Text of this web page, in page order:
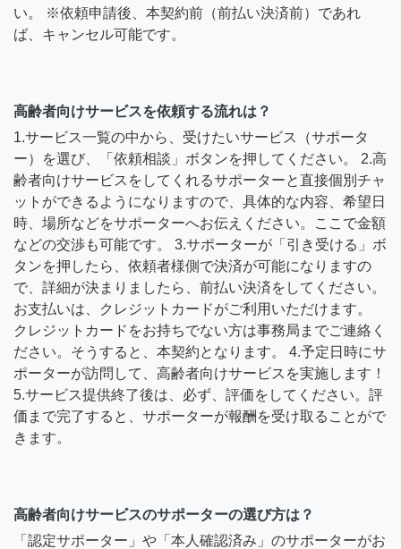
い。 ※依頼申請後、本契約前（前払い決済前）であれ
ば、キャンセル可能です。
高齢者向けサービスを依頼する流れは？
1.サービス一覧の中から、受けたいサービス（サポータ
ー）を選び、「依頼相談」ボタンを押してください。 2.高
齢者向けサービスをしてくれるサポーターと直接個別チャ
ットができるようになりますので、具体的な内容、希望日
時、場所などをサポーターへお伝えください。ここで金額
などの交渉も可能です。 3.サポーターが「引き受ける」ボ
タンを押したら、依頼者様側で決済が可能になりますの
で、詳細が決まりましたら、前払い決済をしてください。
お支払いは、クレジットカードがご利用いただけます。
クレジットカードをお持ちでない方は事務局までご連絡く
ださい。そうすると、本契約となります。 4.予定日時にサ
ポーターが訪問して、高齢者向けサービスを実施します！
5.サービス提供終了後は、必ず、評価をしてください。評
価まで完了すると、サポーターが報酬を受け取ることがで
きます。
高齢者向けサービスのサポーターの選び方は？
「認定サポーター」や「本人確認済み」のサポーターがお